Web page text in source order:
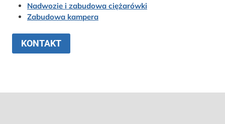
Nadwozie i zabudowa ciężarówki
Zabudowa kampera
KONTAKT